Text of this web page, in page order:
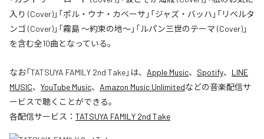
入り (Cover)」「ポル・ウナ・カベーサ」「ジャズ・バッハ」「リベルタ
ンゴ (Cover)」「霧島 〜約束の地〜」「ルパン三世のテーマ (Cover)」
を含む全10曲となっている。
なお「TATSUYA FAMILY 2nd Take」は、 Apple Music、 Spotify、 LINE
MUSIC、 YouTube Music、 Amazon Music Unlimitedなどの音楽配信サ
ービスで聴くことができる。
各配信サービス： TATSUYA FAMILY 2nd Take